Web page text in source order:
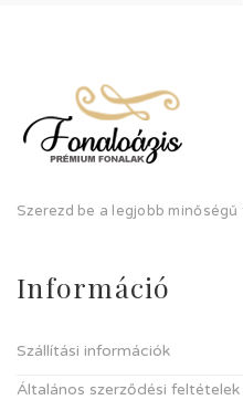
Szerezd be a legjobb
Információ
Szállítási információk
Általános szerződési feltételek